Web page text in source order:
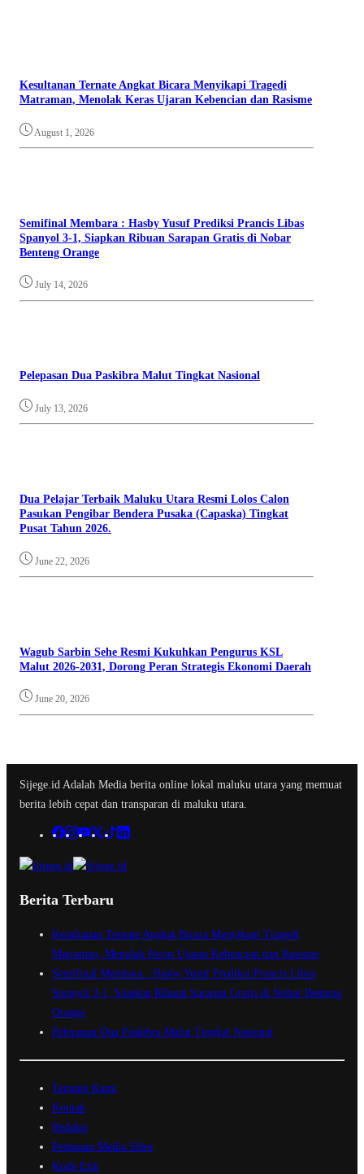
Kesultanan Ternate Angkat Bicara Menyikapi Tragedi
Matraman, Menolak Keras Ujaran Kebencian dan Rasisme
August 1, 2026
Semifinal Membara : Hasby Yusuf Prediksi Prancis Libas
Spanyol 3-1, Siapkan Ribuan Sarapan Gratis di Nobar
Benteng Orange
July 14, 2026
Pelepasan Dua Paskibra Malut Tingkat Nasional
July 13, 2026
Dua Pelajar Terbaik Maluku Utara Resmi Lolos Calon
Pasukan Pengibar Bendera Pusaka (Capaska) Tingkat
Pusat Tahun 2026.
June 22, 2026
Wagub Sarbin Sehe Resmi Kukuhkan Pengurus KSL
Malut 2026-2031, Dorong Peran Strategis Ekonomi Daerah
June 20, 2026
Sijege.id Adalah Media berita online lokal maluku utara yang memuat
berita lebih cepat dan transparan di maluku utara.
Berita Terbaru
Kesultanan Ternate Angkat Bicara Menyikapi Tragedi
Matraman, Menolak Keras Ujaran Kebencian dan Rasisme
Semifinal Membara : Hasby Yusuf Prediksi Prancis Libas
Spanyol 3-1, Siapkan Ribuan Sarapan Gratis di Nobar Benteng
Orange
Pelepasan Dua Paskibra Malut Tingkat Nasional
Tentang Kami
Kontak
Redaksi
Pedoman Media Siber
Kode Etik